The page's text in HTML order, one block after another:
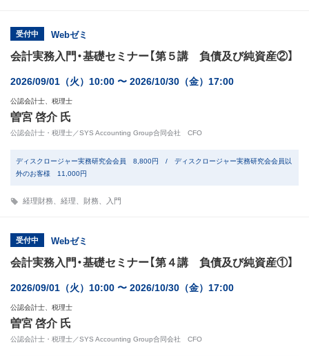
受付中 Webゼミ
会計実務入門・基礎セミナー【第５講 負債及び純資産②】
2026/09/01（火）10:00 〜 2026/10/30（金）17:00
公認会計士、税理士
曽宮 啓介 氏
公認会計士・税理士／SYS Accounting Group合同会社 CFO
ディスクロージャー実務研究会会員 8,800円 / ディスクロージャー実務研究会会員以
外のお客様 11,000円
経理財務 経理 財務 入門
受付中 Webゼミ
会計実務入門・基礎セミナー【第４講 負債及び純資産①】
2026/09/01（火）10:00 〜 2026/10/30（金）17:00
公認会計士、税理士
曽宮 啓介 氏
公認会計士・税理士／SYS Accounting Group合同会社 CFO